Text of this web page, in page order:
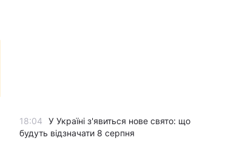
18:04
У Україні з'явиться нове свято: що
будуть відзначати 8 серпня